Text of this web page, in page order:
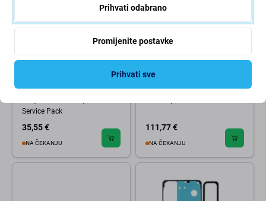
Priključak za punjenje sa SIM
čitačem i pločom za Samsung
Service Pack
35,55 €
NA ČEKANJU
Stražnja kamera 50 MP Wide
za Samsung S26, GH96-
111,77 €
NA ČEKANJU
Prihvati odabrano
Promijenite postavke
Prihvati sve